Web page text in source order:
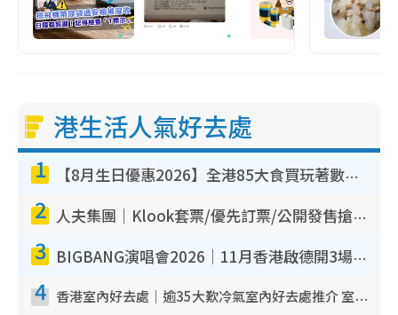
港生活人氣好去處
1 【8月生日優惠2026】全港85大食買玩著數攻略 自助餐/火鍋放題同行免費＋誠品/DONKI送現金券
2 人夫集團｜Klook套票/優先訂票/公開發售搶飛攻略！附票價.購票連結.場地座位表
3 BIGBANG演唱會2026｜11月香港啟德開3場！實名制VIP申請、優先購票攻略
4 香港室內好去處｜逾35大歎冷氣室內好去處推介 室內活動免費避雨無懼落雨